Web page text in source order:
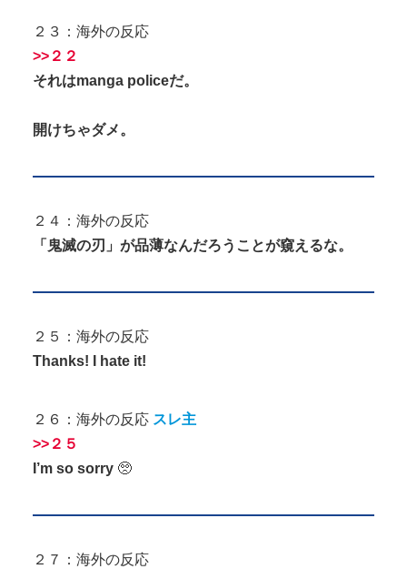
２３：海外の反応
>>２２
それはmanga policeだ。
開けちゃダメ。
２４：海外の反応
「鬼滅の刃」が品薄なんだろうことが窺えるな。
２５：海外の反応
Thanks! I hate it!
２６：海外の反応 スレ主
>>２５
I’m so sorry 🥺
２７：海外の反応